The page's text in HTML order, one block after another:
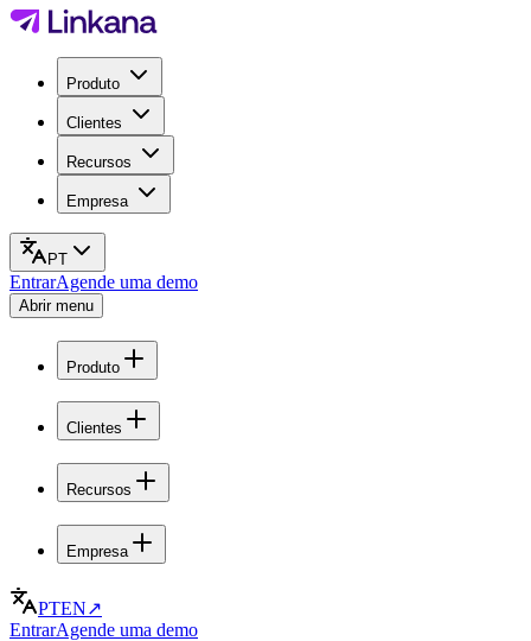
Produto
Clientes
Recursos
Empresa
PT
EntrarAgende uma demo
Abrir menu
Produto
Clientes
Recursos
Empresa
PTEN↗
EntrarAgende uma demo